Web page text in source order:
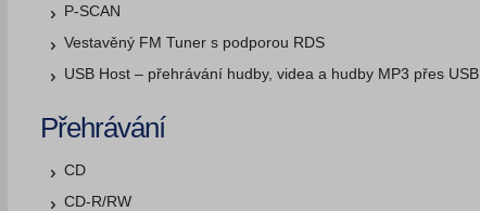
P-SCAN
Vestavěný FM Tuner s podporou RDS
USB Host – přehrávání hudby, videa a hudby MP3 přes USB
Přehrávání
CD
CD-R/RW